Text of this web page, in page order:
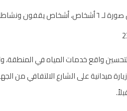
واقع خدمات المياه في
ميدانية على الشارع الالتفافي من